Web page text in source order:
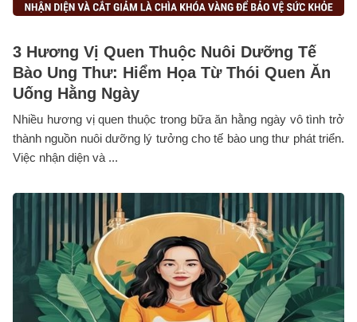
3 Hương Vị Quen Thuộc Nuôi Dưỡng Tế
Bào Ung Thư: Hiểm Họa Từ Thói Quen Ăn
Uống Hằng Ngày
Nhiều hương vị quen thuộc trong bữa ăn hằng ngày vô tình trở
thành nguồn nuôi dưỡng lý tưởng cho tế bào ung thư phát triển.
Việc nhận diện và ...